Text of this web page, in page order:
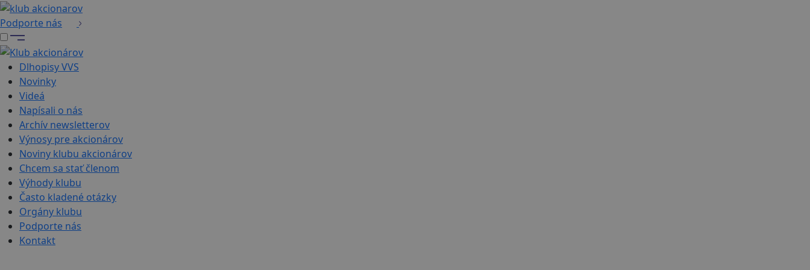
Podporte nás
Dlhopisy VVS
Novinky
Videá
Napísali o nás
Archív newsletterov
Výnosy pre akcionárov
Noviny klubu akcionárov
Chcem sa stať členom
Výhody klubu
Často kladené otázky
Orgány klubu
Podporte nás
Kontakt